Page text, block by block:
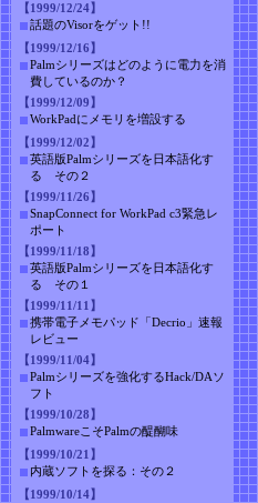
【1999/12/24】
話題のVisorをゲット!!
【1999/12/16】
Palmシリーズはどのように電力を消
費しているのか？
【1999/12/09】
WorkPadにメモリを増設する
【1999/12/02】
英語版Palmシリーズを日本語化す
る その２
【1999/11/26】
SnapConnect for WorkPad c3緊急レ
ポート
【1999/11/18】
英語版Palmシリーズを日本語化す
る その１
【1999/11/11】
携帯電子メモパッド「Decrio」速報
レビュー
【1999/11/04】
Palmシリーズを強化するHack/DAソ
フト
【1999/10/28】
PalmwareこそPalmの醍醐味
【1999/10/21】
内蔵ソフトを探る：その２
【1999/10/14】